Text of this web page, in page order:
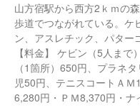
山方宿駅から西方2ｋｍの
歩道でつながれている。ケ
ン、アスレチック、パター
【料金】 ケビン（5人ま
（1箇所）650円、プラネ
児50円、テニスコートＡ
6,280円・ＰＭ8,370円・